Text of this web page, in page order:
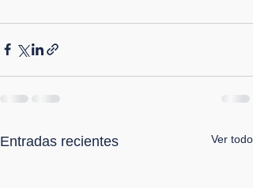
Entradas recientes Ver todo